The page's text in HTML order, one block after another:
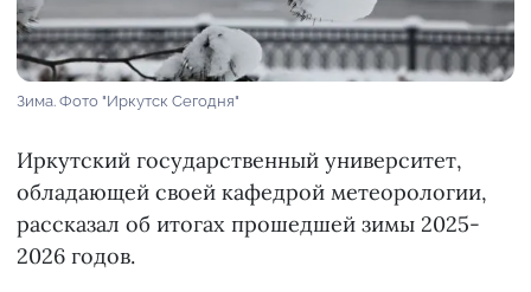
Зима. Фото "Иркутск Сегодня"
Иркутский государственный университет,
обладающей своей кафедрой метеорологии,
рассказал об итогах прошедшей зимы 2025-
2026 годов.